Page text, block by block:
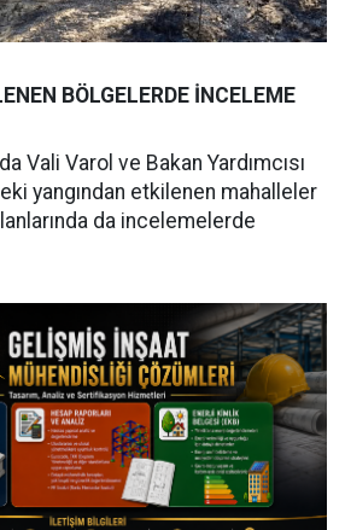
BÖLGELERDE İNCELEME
Vali Varol ve Bakan Yardımcısı
yangından etkilenen mahalleler
da incelemelerde